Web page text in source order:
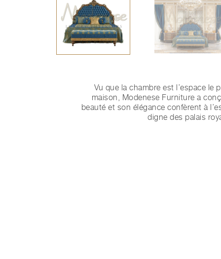
Vu que la chambre est l’espace le
maison, Modenese Furniture a
beauté et son élégance confèrent à
digne des palais